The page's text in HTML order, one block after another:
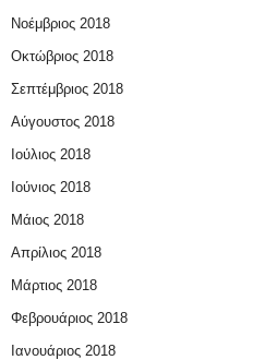
Νοέμβριος 2018
Οκτώβριος 2018
Σεπτέμβριος 2018
Αύγουστος 2018
Ιούλιος 2018
Ιούνιος 2018
Μάιος 2018
Απρίλιος 2018
Μάρτιος 2018
Φεβρουάριος 2018
Ιανουάριος 2018